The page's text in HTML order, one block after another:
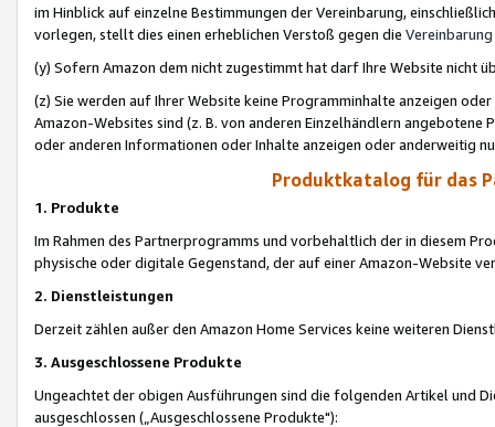
im Hinblick auf einzelne Bestimmungen der Vereinbarung,
vorlegen, stellt dies einen erheblichen Verstoß gegen die Vereinbarung
(y) Sofern Amazon dem nicht zugestimmt hat darf Ihre Website nicht
(z) Sie werden auf Ihrer Website keine Programminhalte anzeigen
Amazon-Websites sind (z. B. von anderen Einzelhändlern
oder anderen Informationen oder Inhalte anzeigen oder anderweitig
Produktkatalog für das
1. Produkte
Im Rahmen des Partnerprogramms und vorbehaltlich der in diesem
physische oder digitale Gegenstand, der auf einer Amazon-Website
2. Dienstleistungen
Derzeit zählen außer den Amazon Home Services keine weiteren
3. Ausgeschlossene Produkte
Ungeachtet der obigen Ausführungen sind die folgenden Artikel und
ausgeschlossen („Ausgeschlossene Produkte"):